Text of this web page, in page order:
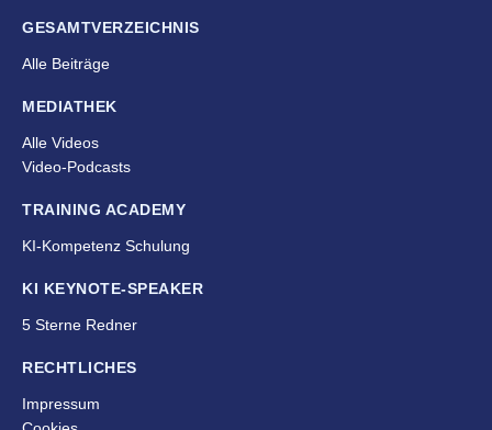
GESAMTVERZEICHNIS
Alle Beiträge
MEDIATHEK
Alle Videos
Video-Podcasts
TRAINING ACADEMY
KI-Kompetenz Schulung
KI KEYNOTE-SPEAKER
5 Sterne Redner
RECHTLICHES
Impressum